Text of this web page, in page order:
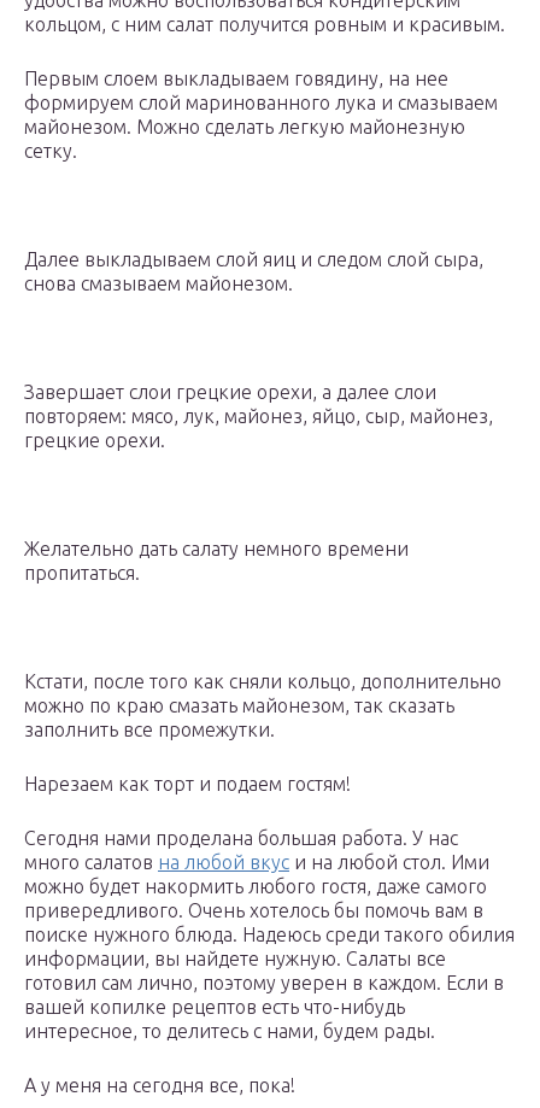
кольцом, с ним салат получится ровным и красивым.
Первым слоем выкладываем говядину, на нее
формируем слой маринованного лука и смазываем
майонезом. Можно сделать легкую майонезную
сетку.
Далее выкладываем слой яиц и следом слой сыра,
снова смазываем майонезом.
Завершает слои грецкие орехи, а далее слои
повторяем: мясо, лук, майонез, яйцо, сыр, майонез,
грецкие орехи.
Желательно дать салату немного времени
пропитаться.
Кстати, после того как сняли кольцо, дополнительно
можно по краю смазать майонезом, так сказать
заполнить все промежутки.
Нарезаем как торт и подаем гостям!
Сегодня нами проделана большая работа. У нас
много салатов на любой вкус и на любой стол. Ими
можно будет накормить любого гостя, даже самого
привередливого. Очень хотелось бы помочь вам в
поиске нужного блюда. Надеюсь среди такого обилия
информации, вы найдете нужную. Салаты все
готовил сам лично, поэтому уверен в каждом. Если в
вашей копилке рецептов есть что-нибудь
интересное, то делитесь с нами, будем рады.
А у меня на сегодня все, пока!